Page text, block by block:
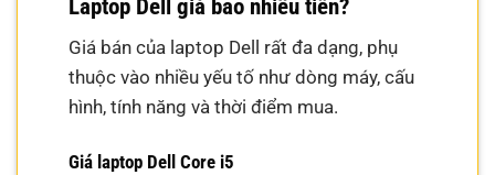
Laptop Dell giá bao nhiêu tiền?
Giá bán của laptop Dell rất đa dạng, phụ
thuộc vào nhiều yếu tố như dòng máy, cấu
hình, tính năng và thời điểm mua.
Giá laptop Dell Core i5